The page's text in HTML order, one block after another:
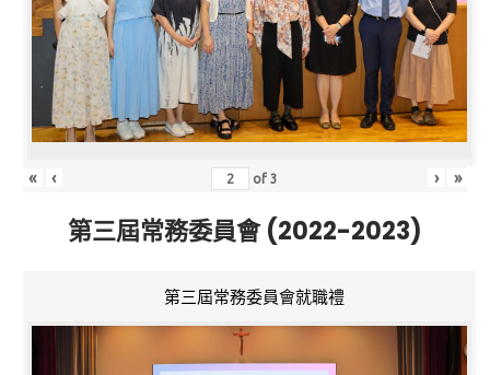
« ‹ of3 › »
第三屆常務委員會 (2022-2023)
第三屆常務委員會就職禮